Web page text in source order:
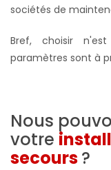
sociétés de
Bref, choisir
paramètres sont à
Nous
votre
secours?